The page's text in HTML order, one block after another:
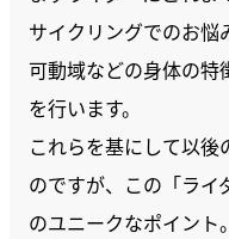
サイクリングでのお悩
可動域などの身体の特
を行います。
これらを基にして以後
のですが、この「ラ
のユニークなポイント